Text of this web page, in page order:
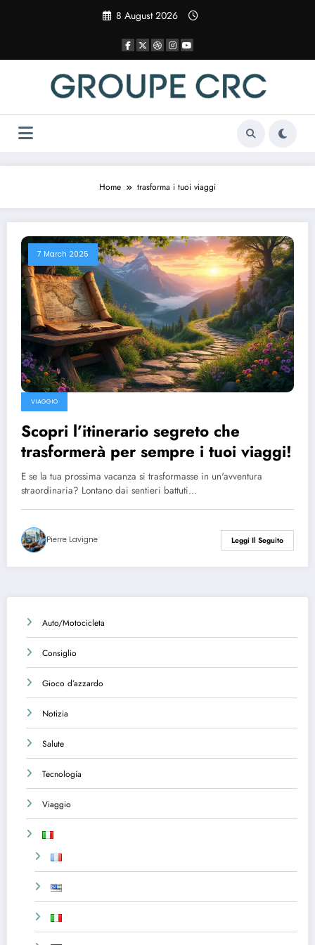
8 August 2026
Home trasforma i tuoi viaggi
7 March 2025
VIAGGIO
Scopri l’itinerario segreto che
trasformerà per sempre i tuoi viaggi!
E se la tua prossima vacanza si trasformasse in un'avventura
straordinaria? Lontano dai sentieri battuti…
Pierre Lavigne Leggi Il Seguito
Auto/Motocicleta
Consiglio
Gioco d’azzardo
Notizia
Salute
Tecnología
Viaggio